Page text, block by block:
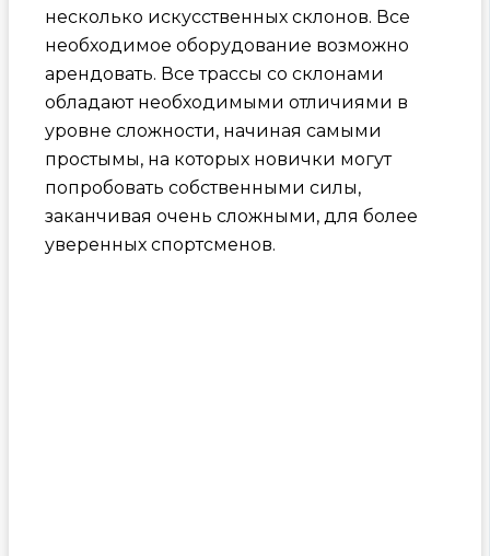
несколько искусственных склонов. Все
необходимое оборудование возможно
арендовать. Все трассы со склонами
обладают необходимыми отличиями в
уровне сложности, начиная самыми
простымы, на которых новички могут
попробовать собственными силы,
заканчивая очень сложными, для более
уверенных спортсменов.